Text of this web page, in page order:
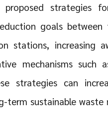
strategies
goals
stations, increasing
mechanisms such
strategies can
term sustainable waste